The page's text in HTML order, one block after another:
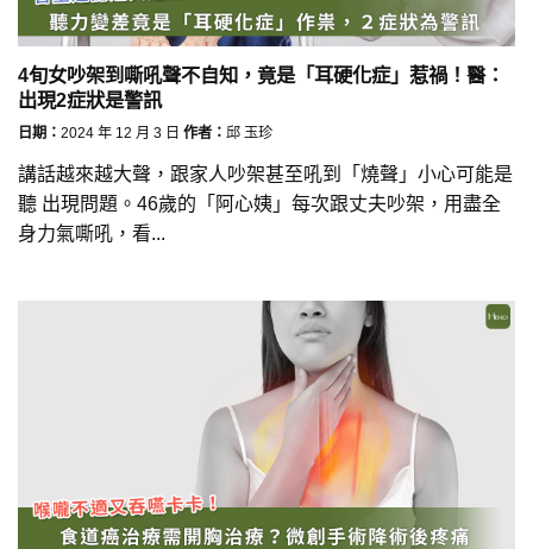
4旬女吵架到嘶吼聲不自知，竟是「耳硬化症」惹禍！醫：
出現2症狀是警訊
日期： 2024 年 12 月 3 日 作者： 邱 玉珍
講話越來越大聲，跟家人吵架甚至吼到「燒聲」小心可能是
聽 出現問題。46歲的「阿心姨」每次跟丈夫吵架，用盡全
身力氣嘶吼，看...